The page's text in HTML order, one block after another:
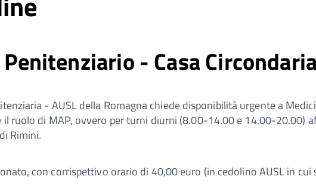
- Casa
- AUSL della Romagna chiede disponibilità urgente a
ruolo di MAP, ovvero per turni diurni (8.00-14.00 e 14.00-20.00)
Rimini.
con corrispettivo orario di 40,00 euro (in cedolino AUSL in cui